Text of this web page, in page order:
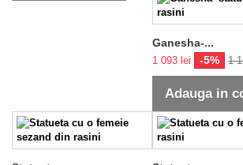
Ganesha-...
1 093 lei -5% 1
Adauga in